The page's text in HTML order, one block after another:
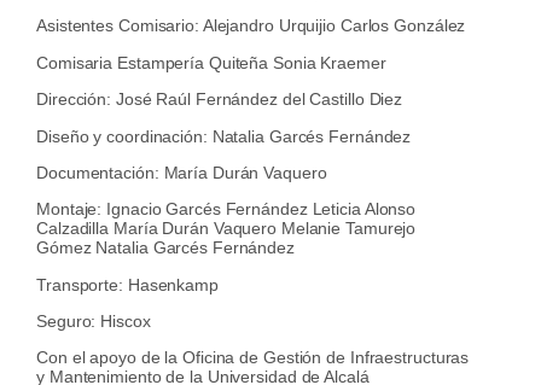
Asistentes Comisario: Alejandro Urquijio Carlos González
Comisaria Estampería Quiteña Sonia Kraemer
Dirección: José Raúl Fernández del Castillo Diez
Diseño y coordinación: Natalia Garcés Fernández
Documentación: María Durán Vaquero
Montaje: Ignacio Garcés Fernández Leticia Alonso
Calzadilla María Durán Vaquero Melanie Tamurejo
Gómez Natalia Garcés Fernández
Transporte: Hasenkamp
Seguro: Hiscox
Con el apoyo de la Oficina de Gestión de Infraestructuras
y Mantenimiento de la Universidad de Alcalá